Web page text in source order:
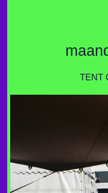
TENT